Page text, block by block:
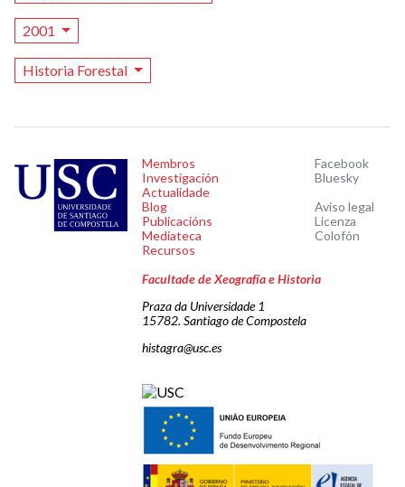
2001
Historia Forestal
Membros
Investigación
Actualidade
Blog
Publicacións
Mediateca
Recursos
Facebook
Bluesky
Aviso legal
Licenza
Colofón
Facultade de Xeografía e Historia
Praza da Universidade 1
15782. Santiago de Compostela
histagra@usc.es